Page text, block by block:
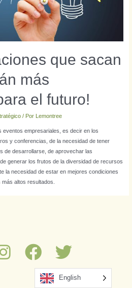
que sacan
más
el futuro!
/ Por Lemontree
eventos empresariales, es decir en los
y conferencias, de la necesidad de tener
de desarrollarse, de aprovechar las
generar los frutos de la diversidad de recursos
la necesidad de estar en mejores condiciones
altos resultados.
English